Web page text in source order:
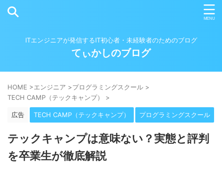
ITエンジニアが発信するIT初心者・未経験者のためのブログ
てぃかしのブログ
HOME >エンジニア >プログラミングスクール >
TECH CAMP（テックキャンプ）
>
広告 TECH CAMP（テックキャンプ） プログラミングスクール
テックキャンプは意味ない？実態と評判
を卒業生が徹底解説